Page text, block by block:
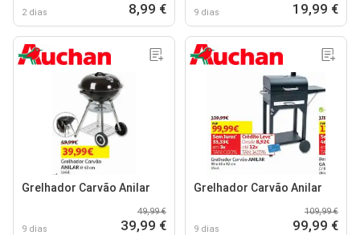
2 dias 8,99 € 9 dias 19,99 €
Grelhador Carvão Anilar
9 dias
49,99 €
39,99 €
Grelhador Carvão Anilar
9 dias
109,99 €
99,99 €